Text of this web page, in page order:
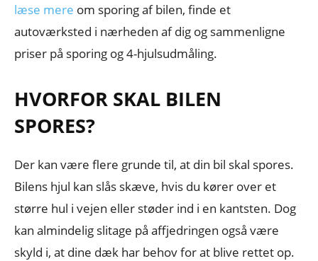
læse mere om sporing af bilen, finde et
autoværksted i nærheden af dig og sammenligne
priser på sporing og 4-hjulsudmåling.
HVORFOR SKAL BILEN
SPORES?
Der kan være flere grunde til, at din bil skal spores.
Bilens hjul kan slås skæve, hvis du kører over et
større hul i vejen eller støder ind i en kantsten. Dog
kan almindelig slitage på affjedringen også være
skyld i, at dine dæk har behov for at blive rettet op.